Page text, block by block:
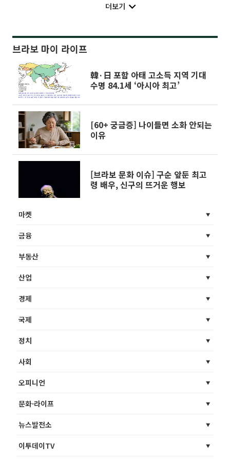
더보기
브라보 마이 라이프
韓·日 포함 아태 고소득 지역 기대
수명 84.1세 ‘아시아 최고’
[60+ 궁금증] 나이들면 소화 안되는
이유
[브라보 문화 이슈] 구순 앞둔 최고
령 배우, 신구의 뜨거운 행보
마켓
금융
부동산
산업
경제
국제
정치
사회
오피니언
문화·라이프
뉴스발전소
이투데이TV